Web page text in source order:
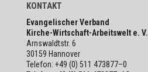
KONTAKT
Evan­ge­li­scher Verband
Kirche-Wirt­schaft-Arbeits­welt e. V.
Arns­waldt­str. 6
30159 Hannover
Telefon: +49 (0) 511 473877–0